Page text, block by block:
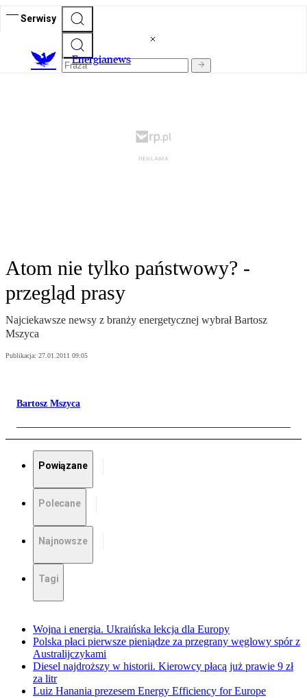
Serwisy
Energianews
Atom nie tylko państwowy? -
przegląd prasy
Najciekawsze newsy z branży energetycznej wybrał Bartosz
Mszyca
Publikacja: 27.01.2011 09:05
Bartosz Mszyca
Powiązane
Polecane
Najnowsze
Tagi
Wojna i energia. Ukraińska lekcja dla Europy
Polska płaci pierwsze pieniądze za przegrany węglowy spór z
Australijczykami
Diesel najdroższy w historii. Kierowcy płacą już prawie 9 zł
za litr
Luiz Hanania prezesem Energy Efficiency for Europe